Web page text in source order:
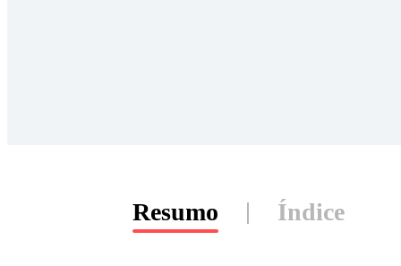
Resumo Índice